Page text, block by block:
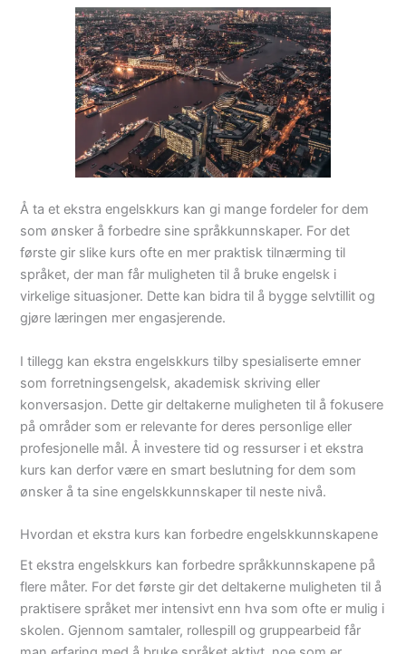
Å ta et ekstra engelskkurs kan gi mange fordeler for dem
som ønsker å forbedre sine språkkunnskaper. For det
første gir slike kurs ofte en mer praktisk tilnærming til
språket, der man får muligheten til å bruke engelsk i
virkelige situasjoner. Dette kan bidra til å bygge selvtillit og
gjøre læringen mer engasjerende.
I tillegg kan ekstra engelskkurs tilby spesialiserte emner
som forretningsengelsk, akademisk skriving eller
konversasjon. Dette gir deltakerne muligheten til å fokusere
på områder som er relevante for deres personlige eller
profesjonelle mål. Å investere tid og ressurser i et ekstra
kurs kan derfor være en smart beslutning for dem som
ønsker å ta sine engelskkunnskaper til neste nivå.
Hvordan et ekstra kurs kan forbedre engelskkunnskapene
Et ekstra engelskkurs kan forbedre språkkunnskapene på
flere måter. For det første gir det deltakerne muligheten til å
praktisere språket mer intensivt enn hva som ofte er mulig i
skolen. Gjennom samtaler, rollespill og gruppearbeid får